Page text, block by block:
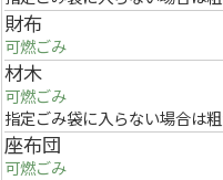
財布
可燃ごみ
材木
可燃ごみ
指定ごみ袋に入らない場合は
座布団
可燃ごみ